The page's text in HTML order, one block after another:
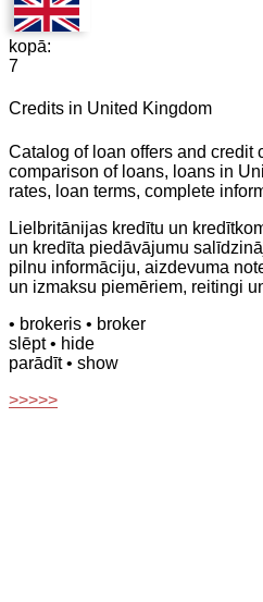
kopā:
7
Credits in United Kingdom
Catalog of loan offers and credit
comparison of loans, loans in
rates, loan terms, complete
Lielbritānijas kredītu un
un kredīta piedāvājumu
pilnu informāciju, aizdevuma
un izmaksu piemēriem, reitingi
• brokeris • broker
slēpt• hide
parādīt• show
>>>>>